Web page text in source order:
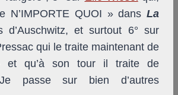
N’IMPORTE QUOI » dans La
et surtout 6° sur
qui le traite maintenant de
et qu’à son tour il traite de
passe sur bien d’autres